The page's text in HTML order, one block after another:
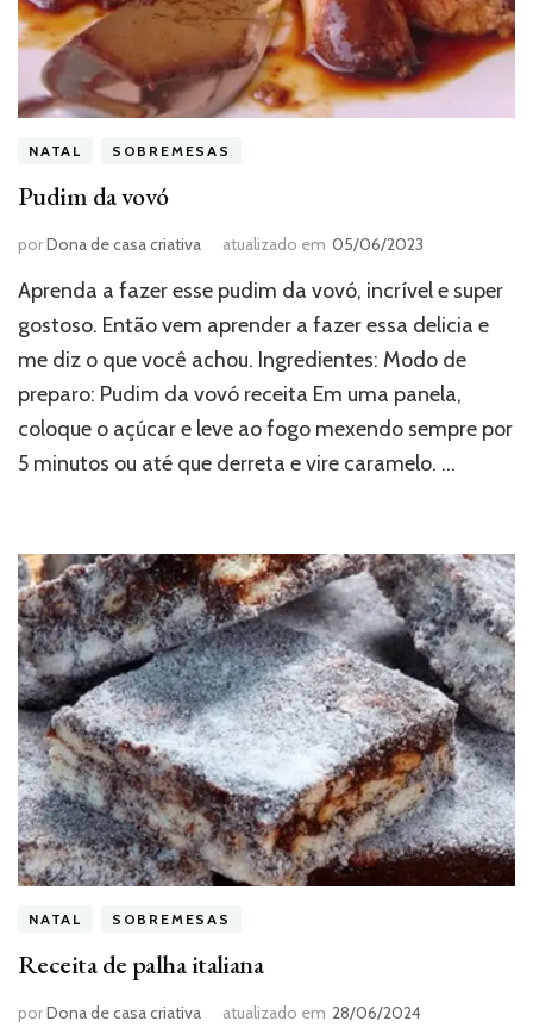
NATAL SOBREMESAS
Pudim da vovó
porDona de casa criativa atualizado em 05/06/2023
Aprenda a fazer esse pudim da vovó, incrível e super
gostoso. Então vem aprender a fazer essa delicia e
me diz o que você achou. Ingredientes: Modo de
preparo: Pudim da vovó receita Em uma panela,
coloque o açúcar e leve ao fogo mexendo sempre por
5 minutos ou até que derreta e vire caramelo. …
NATAL SOBREMESAS
Receita de palha italiana
porDona de casa criativa atualizado em 28/06/2024